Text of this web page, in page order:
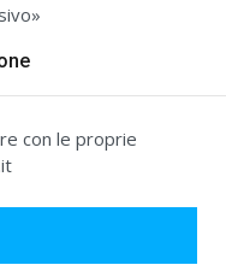
con le proprie